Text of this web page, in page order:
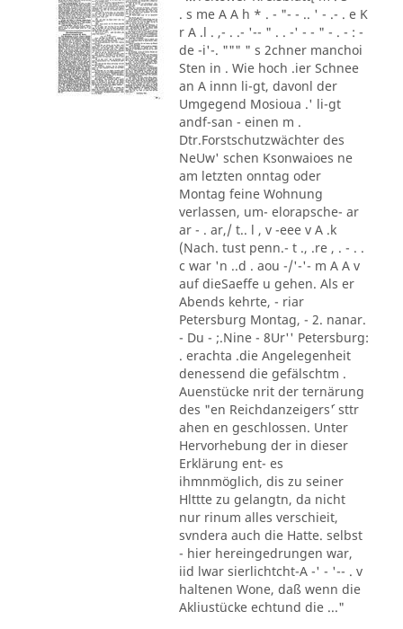
. s me A A h * . - "- - .. ' - .- . e K
r A .l . ,- . .- '-- " . . -' - - " - . - : -
de -i'-. """ " s 2chner manchoi
Sten in . Wie hoch .ier Schnee
an A innn li-gt, davonl der
Umgegend Mosioua .' li-gt
andf-san - einen m .
Dtr.Forstschutzwächter des
NeUw' schen Ksonwaioes ne
am letzten onntag oder
Montag feine Wohnung
verlassen, um- elorapsche- ar
ar - . ar,/ t.. l , v -eee v A .k
(Nach. tust penn.- t ., .re , . - . .
c war 'n ..d . aou -/'-'- m A A v
auf dieSaeffe u gehen. Als er
Abends kehrte, - riar
Petersburg Montag, - 2. nanar.
- Du - ;.Nine - 8Ur'' Petersburg:
. erachta .die Angelegenheit
denessend die gefälschtm .
Auenstücke nrit der ternärung
des "en Reichdanzeigers´' sttr
ahen en geschlossen. Unter
Hervorhebung der in dieser
Erklärung ent- es
ihmnmöglich, dis zu seiner
Hlttte zu gelangtn, da nicht
nur rinum alles verschieit,
svndera auch die Hatte. selbst
- hier hereingedrungen war,
iid lwar sierlichtcht-A -' - '-- . v
haltenen Wone, daß wenn die
Akliustücke echtund die ..."